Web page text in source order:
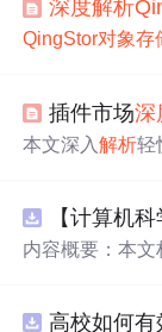
深度解析
QingStor对象存
插件市场深
本文深入解析轻
机制，并说明插
突出其基于
内容概要：本
循环）、数组